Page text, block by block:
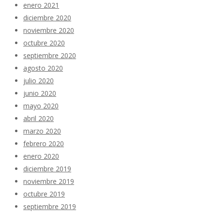
enero 2021
diciembre 2020
noviembre 2020
octubre 2020
septiembre 2020
agosto 2020
julio 2020
junio 2020
mayo 2020
abril 2020
marzo 2020
febrero 2020
enero 2020
diciembre 2019
noviembre 2019
octubre 2019
septiembre 2019